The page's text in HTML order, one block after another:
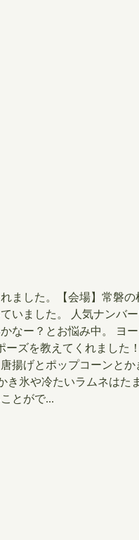
ました。【会場】常磐
いました。 人気ナンバ
なー？とお悩み中。 ヨ
ズを教えてくれました
揚げとポップコーンと
氷や冷たいラムネはた
とがで...